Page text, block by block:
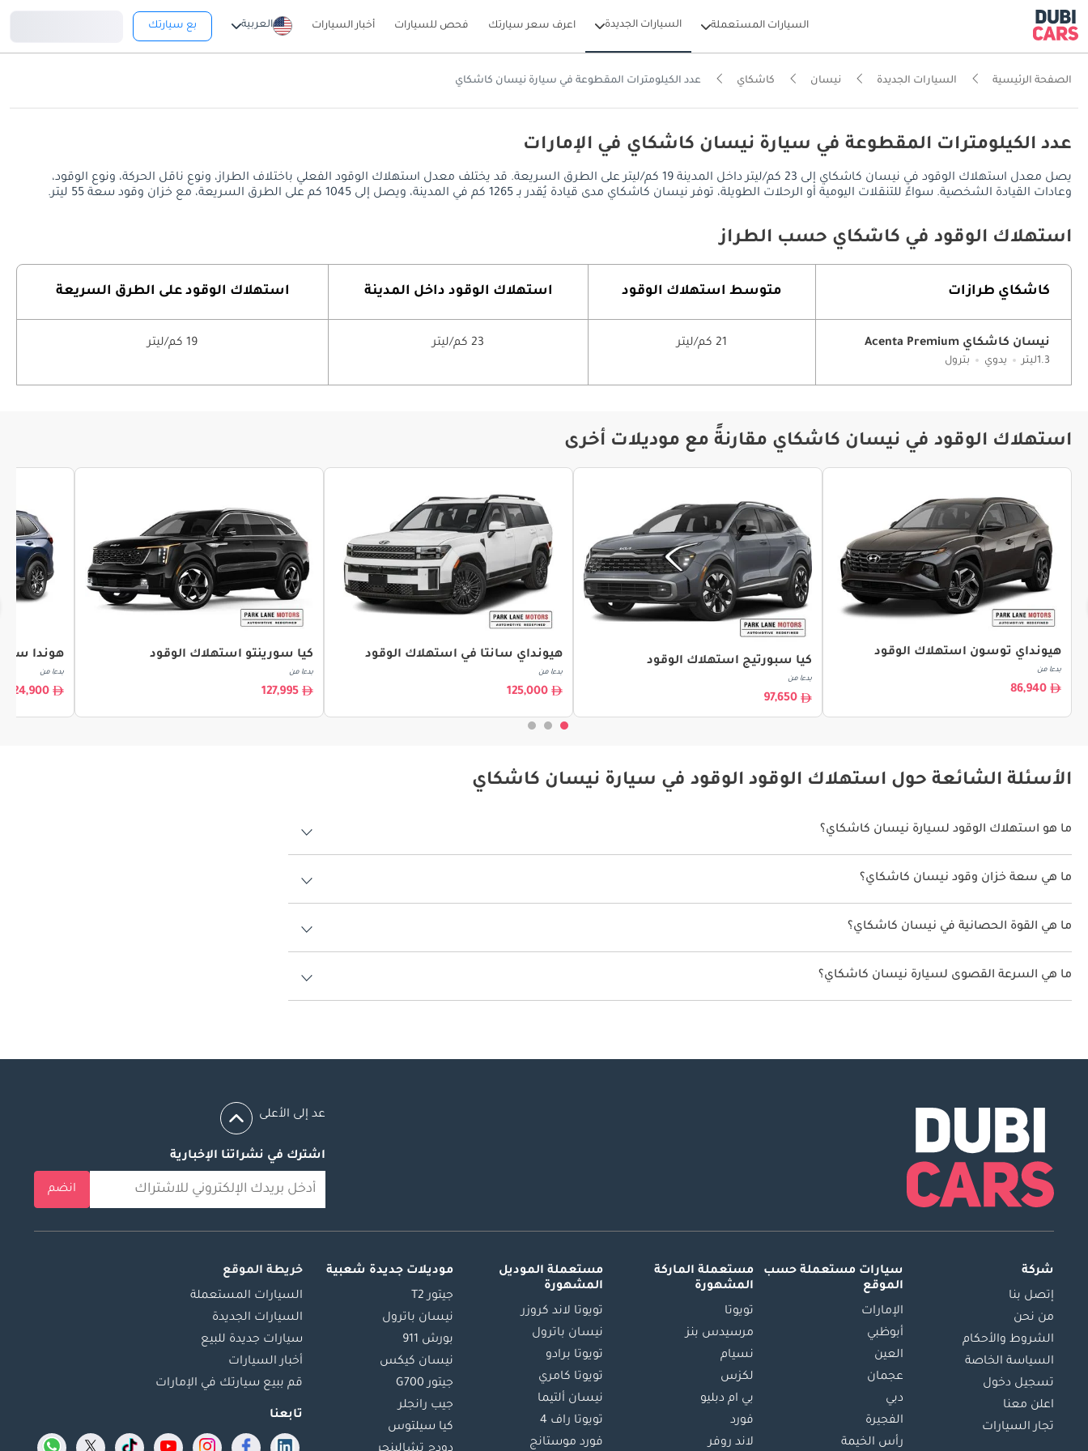
السيارات المستعملة السيارات الجديدة اعرف سعر سيارتك فحص للسيارات أخبار السيارات العربية بع سيارتك
الصفحة الرئيسية السيارات الجديدة نيسان كاشكاي عدد الكيلومترات المقطوعة في سيارة نيسان كاشكاي
عدد الكيلومترات المقطوعة في سيارة نيسان كاشكاي في الإمارات
يصل معدل استهلاك الوقود في نيسان كاشكاي إلى 23 كم/ليتر داخل المدينة 19 كم/ليتر على الطرق السريعة. قد يختلف معدل استهلاك الوقود الفعلي باختلاف الطراز، ونوع ناقل الحركة، ونوع الوقود،
وعادات القيادة الشخصية. سواءً للتنقلات اليومية أو الرحلات الطويلة، توفر نيسان كاشكاي مدى قيادة يُقدر بـ 1265 كم في المدينة، ويصل إلى 1045 كم على الطرق السريعة، مع خزان وقود سعة 55 ليتر.
استهلاك الوقود في كاشكاي حسب الطراز
كاشكاي طرازات متوسط ​​استهلاك الوقود استهلاك الوقود داخل المدينة استهلاك الوقود على الطرق السريعة
نيسان كاشكاي Acenta Premium
1.3ليتر يدوي بترول
21 كم/ليتر 23 كم/ليتر 19 كم/ليتر
استهلاك الوقود في نيسان كاشكاي مقارنةً مع موديلات أخرى
هيونداي توسون استهلاك الوقود
بدءا من
86,940
كيا سبورتيج استهلاك الوقود
بدءا من
97,650
هيونداي سانتا في استهلاك الوقود
بدءا من
125,000
كيا سورينتو استهلاك الوقود
بدءا من
127,995
هوندا سي
بدءا من
124,900
الأسئلة الشائعة حول استهلاك الوقود الوقود في سيارة نيسان كاشكاي
ما هو استهلاك الوقود لسيارة نيسان كاشكاي؟
يتراوح استهلاك الوقود لسيارة نيسان كاشكاي بين 23 كم/ليتر.
ما هي سعة خزان وقود نيسان كاشكاي؟
سعة خزان وقود نيسان كاشكاي 55 ليتر.
ما هي القوة الحصانية في نيسان كاشكاي؟
تنتج نيسان كاشكاي قوة 140 حصان.
ما هي السرعة القصوى لسيارة نيسان كاشكاي؟
السرعة القصوى لسيارة نيسان كاشكاي هي 180 كم/الساعة.
عد إلى الأعلى
اشترك في نشراتنا الإخبارية
انضم
شركة
إتصل بنا
من نحن
الشروط والأحكام
السياسة الخاصة
تسجيل دخول
اعلن معنا
تجار السيارات
سيارات مستعملة حسب
الموقع
الإمارات
أبوظبي
العين
عجمان
دبي
الفجيرة
رأس الخيمة
مستعملة الماركة
المشهورة
تويوتا
مرسيدس بنز
نسيام
لكزس
بي ام دبليو
فورد
لاند روفر
مستعملة الموديل
المشهورة
تويوتا لاند كروزر
نيسان باترول
تويوتا برادو
تويوتا كامري
نيسان ألتيما
تويوتا راف 4
فورد موستانج
موديلات جديدة شعبية
جيتور T2
نيسان باترول
بورش 911
نيسان كيكس
جيتور G700
جيب رانجلر
كيا سيلتوس
خريطة الموقع
السيارات المستعملة
السيارات الجديدة
سيارات جديدة للبيع
أخبار السيارات
قم ببيع سيارتك في الإمارات
تابعنا